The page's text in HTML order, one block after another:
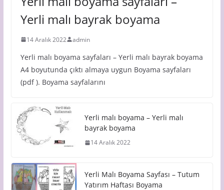
Yerli malı bayrak boyama
14 Aralık 2022 admin
Yerli malı boyama sayfaları – Yerli malı bayrak boyama
A4 boyutunda çıktı almaya uygun Boyama sayfaları
(pdf ). Boyama sayfalarını
Yerli malı boyama – Yerli malı
bayrak boyama
14 Aralık 2022
Yerli Malı Boyama Sayfası – Tutum
Yatırım Haftası Boyama